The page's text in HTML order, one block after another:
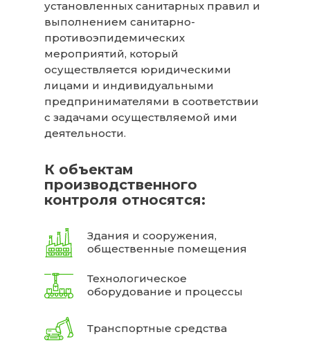
установленных санитарных правил и
выполнением санитарно-
противоэпидемических
мероприятий, который
осуществляется юридическими
лицами и индивидуальными
предпринимателями в соответствии
с задачами осуществляемой ими
деятельности.
К объектам
производственного
контроля относятся:
Здания и сооружения,
общественные помещения
Технологическое
оборудование и процессы
Транспортные средства